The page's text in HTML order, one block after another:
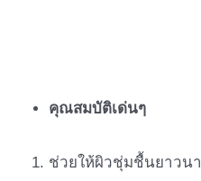
คุณสมบัติเด่นๆ
ช่วยให้ผิวชุ่มชื้นยาวน